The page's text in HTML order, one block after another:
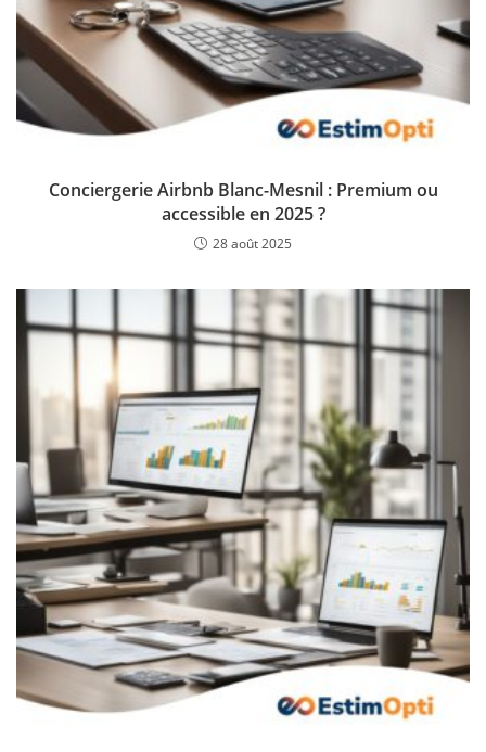
Conciergerie Airbnb Blanc-Mesnil : Premium ou
accessible en 2025 ?
28 août 2025